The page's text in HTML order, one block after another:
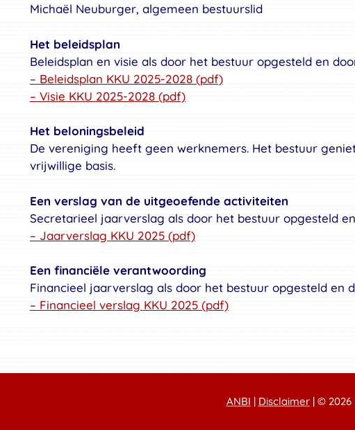
Michaël Neuburger, algemeen bestuurslid
Het beleidsplan
Beleidsplan en visie als door het bestuur opgesteld en
– Beleidsplan KKU 2025-2028 (pdf)
– Visie KKU 2025-2028 (pdf)
Het beloningsbeleid
De vereniging heeft geen werknemers. Het bestuur
vrijwillige basis.
Een verslag van de uitgeoefende activiteiten
Secretarieel jaarverslag als door het bestuur opgesteld
– Jaarverslag KKU 2025 (pdf)
Een financiële verantwoording
Financieel jaarverslag als door het bestuur opgesteld en
– Financieel verslag KKU 2025 (pdf)
ANBI | Disclaimer| © 2026